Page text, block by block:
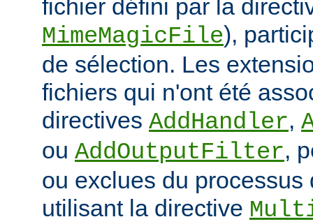
fichier défini par la
MimeMagicFile),
de sélection. Les
fichiers qui n'ont été
directives AddHandler,
ou AddOutputFilter,
ou exclues du processus
utilisant la directive